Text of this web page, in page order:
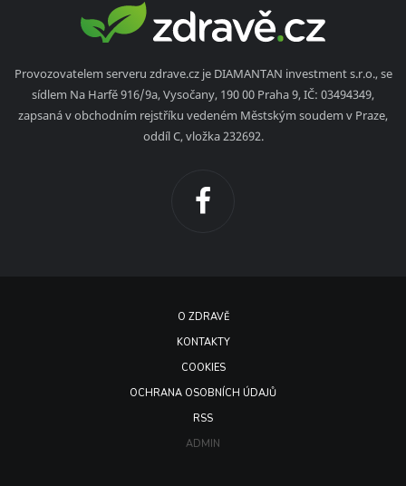
Provozovatelem serveru zdrave.cz je DIAMANTAN investment s.r.o., se
sídlem Na Harfě 916/9a, Vysočany, 190 00 Praha 9, IČ: 03494349,
zapsaná v obchodním rejstříku vedeném Městským soudem v Praze,
oddíl C, vložka 232692.
O ZDRAVĚ
KONTAKTY
COOKIES
OCHRANA OSOBNÍCH ÚDAJŮ
RSS
ADMIN